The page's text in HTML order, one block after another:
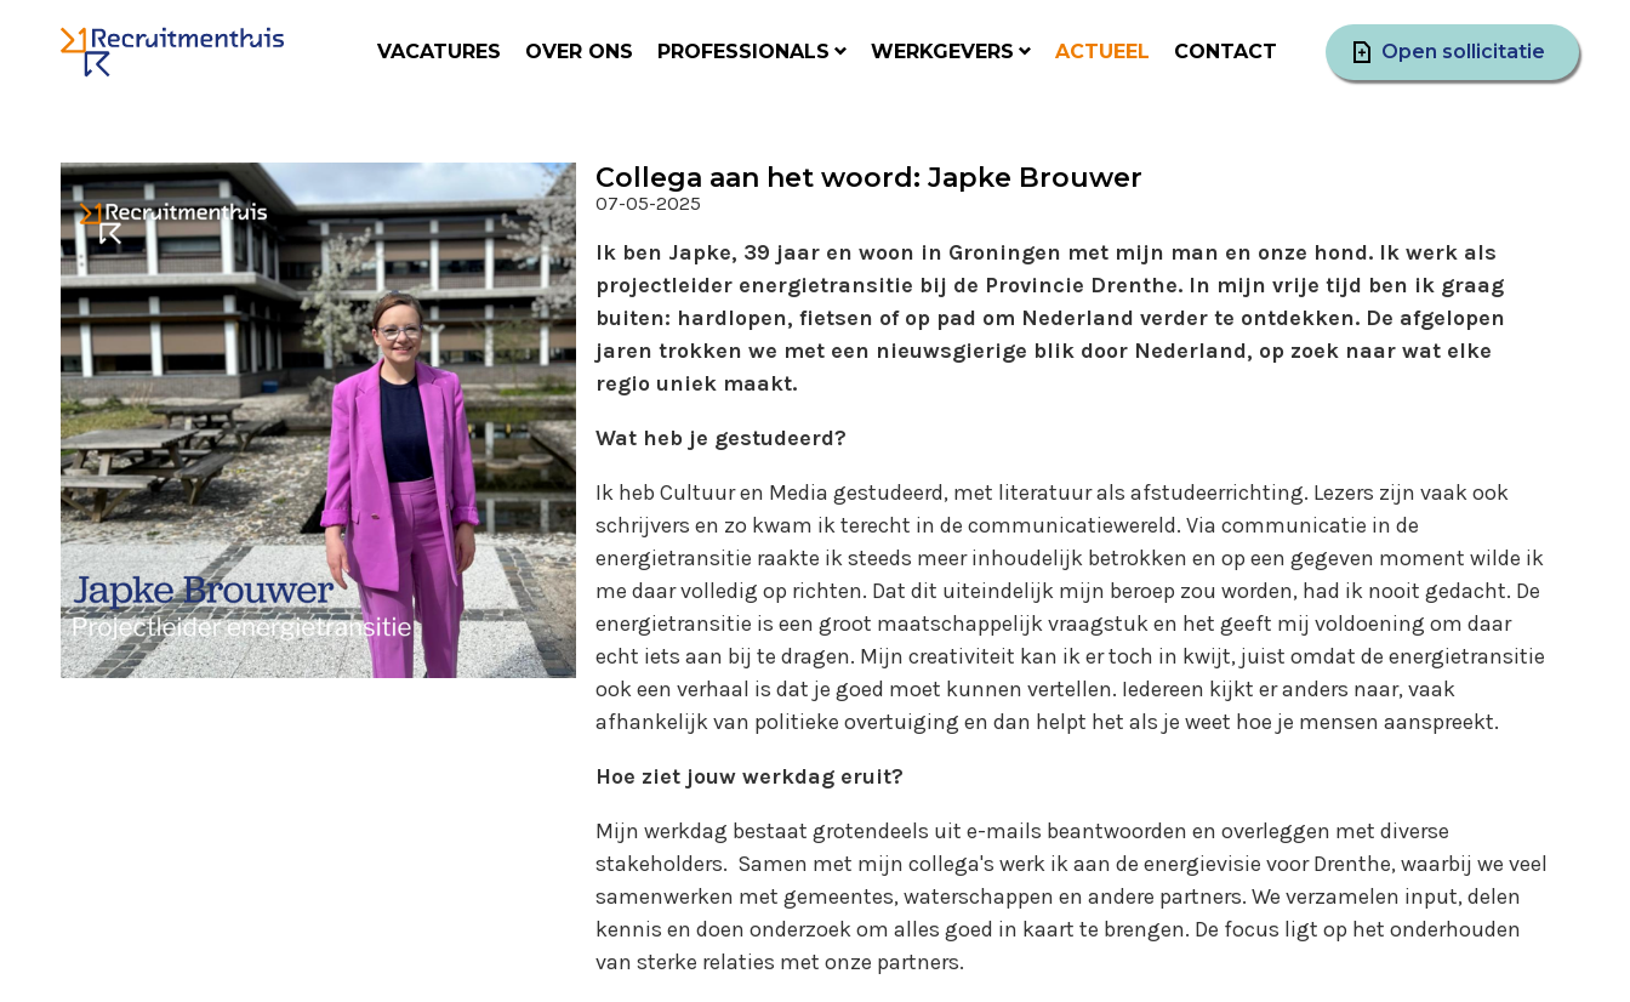
VACATURES OVER ONS PROFESSIONALS WERKGEVERS ACTUEEL CONTACT Open sollicitatie
Collega aan het woord: Japke Brouwer
07-05-2025
Ik ben Japke, 39 jaar en woon in Groningen met mijn man en onze hond. Ik werk als
projectleider energietransitie bij de Provincie Drenthe. In mijn vrije tijd ben ik graag
buiten: hardlopen, fietsen of op pad om Nederland verder te ontdekken. De afgelopen
jaren trokken we met een nieuwsgierige blik door Nederland, op zoek naar wat elke
regio uniek maakt.
Wat heb je gestudeerd?
Ik heb Cultuur en Media gestudeerd, met literatuur als afstudeerrichting. Lezers zijn vaak ook
schrijvers en zo kwam ik terecht in de communicatiewereld. Via communicatie in de
energietransitie raakte ik steeds meer inhoudelijk betrokken en op een gegeven moment wilde ik
me daar volledig op richten. Dat dit uiteindelijk mijn beroep zou worden, had ik nooit gedacht. De
energietransitie is een groot maatschappelijk vraagstuk en het geeft mij voldoening om daar
echt iets aan bij te dragen. Mijn creativiteit kan ik er toch in kwijt, juist omdat de energietransitie
ook een verhaal is dat je goed moet kunnen vertellen. Iedereen kijkt er anders naar, vaak
afhankelijk van politieke overtuiging en dan helpt het als je weet hoe je mensen aanspreekt.
Hoe ziet jouw werkdag eruit?
Mijn werkdag bestaat grotendeels uit e-mails beantwoorden en overleggen met diverse
stakeholders. Samen met mijn collega's werk ik aan de energievisie voor Drenthe, waarbij we veel
samenwerken met gemeentes, waterschappen en andere partners. We verzamelen input, delen
kennis en doen onderzoek om alles goed in kaart te brengen. De focus ligt op het onderhouden
van sterke relaties met onze partners.